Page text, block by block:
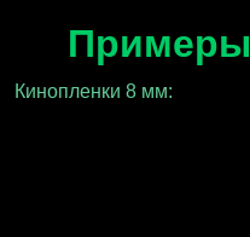
Примеры
Кинопленки 8 мм: